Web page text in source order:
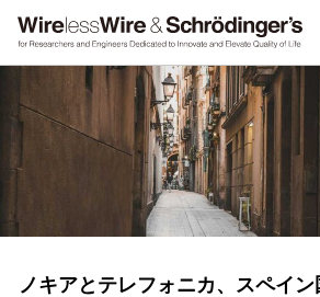
ノキアとテレフォニカ、スペイ